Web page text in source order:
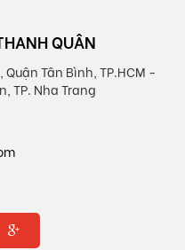
QUÂN
Tân Bình, TP.HCM -
TP. Nha Trang